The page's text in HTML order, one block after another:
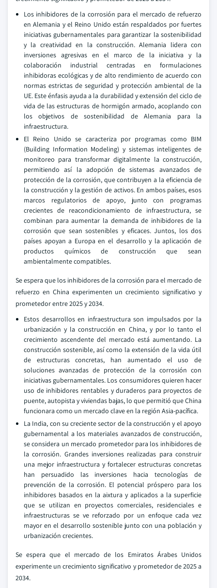
Los inhibidores de la corrosión para el mercado de refuerzo
en Alemania y el Reino Unido están respaldados por fuertes
iniciativas gubernamentales para garantizar la sostenibilidad
y la creatividad en la construcción. Alemania lidera con
inversiones agresivas en el marco de la iniciativa y la
colaboración industrial centradas en formulaciones
inhibidoras ecológicas y de alto rendimiento de acuerdo con
normas estrictas de seguridad y protección ambiental de la
UE. Este énfasis ayuda a la durabilidad y extensión del ciclo de
vida de las estructuras de hormigón armado, acoplando con
los objetivos de sostenibilidad de Alemania para la
infraestructura.
El Reino Unido se caracteriza por programas como BIM
(Building Information Modeling) y sistemas inteligentes de
monitoreo para transformar digitalmente la construcción,
permitiendo así la adopción de sistemas avanzados de
protección de la corrosión, que contribuyen a la eficiencia de
la construcción y la gestión de activos. En ambos países, esos
marcos regulatorios de apoyo, junto con programas
crecientes de reacondicionamiento de infraestructura, se
combinan para aumentar la demanda de inhibidores de la
corrosión que sean sostenibles y eficaces. Juntos, los dos
países apoyan a Europa en el desarrollo y la aplicación de
productos químicos de construcción que sean
ambientalmente compatibles.
Se espera que los inhibidores de la corrosión para el mercado de
refuerzo en China experimenten un crecimiento significativo y
prometedor entre 2025 y 2034.
Estos desarrollos en infraestructura son impulsados por la
urbanización y la construcción en China, y por lo tanto el
crecimiento ascendente del mercado está aumentando. La
construcción sostenible, así como la extensión de la vida útil
de estructuras concretas, han aumentado el uso de
soluciones avanzadas de protección de la corrosión con
iniciativas gubernamentales. Los consumidores quieren hacer
uso de inhibidores rentables y duraderos para proyectos de
puente, autopista y viviendas bajas, lo que permitió que China
funcionara como un mercado clave en la región Asia-pacífica.
La India, con su creciente sector de la construcción y el apoyo
gubernamental a los materiales avanzados de construcción,
se considera un mercado prometedor para los inhibidores de
la corrosión. Grandes inversiones realizadas para construir
una mejor infraestructura y fortalecer estructuras concretas
han persuadido las inversiones hacia tecnologías de
prevención de la corrosión. El potencial próspero para los
inhibidores basados en la aixtura y aplicados a la superficie
que se utilizan en proyectos comerciales, residenciales e
infraestructuras se ve reforzado por un enfoque cada vez
mayor en el desarrollo sostenible junto con una población y
urbanización crecientes.
Se espera que el mercado de los Emiratos Árabes Unidos
experimente un crecimiento significativo y prometedor de 2025 a
2034.